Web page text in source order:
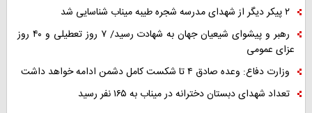
۲ پیکر دیگر از شهدای مدرسه شجره طیبه میناب شناسایی شد
رهبر و پیشوای شیعیان جهان به شهادت رسید/ ۷ روز تعطیلی و ۴۰ روز
عزای عمومی
وزارت دفاع: وعده صادق ۴ تا شکست کامل دشمن ادامه خواهد داشت
تعداد شهدای دبستان دخترانه در میناب به ۱۶۵ نفر رسید